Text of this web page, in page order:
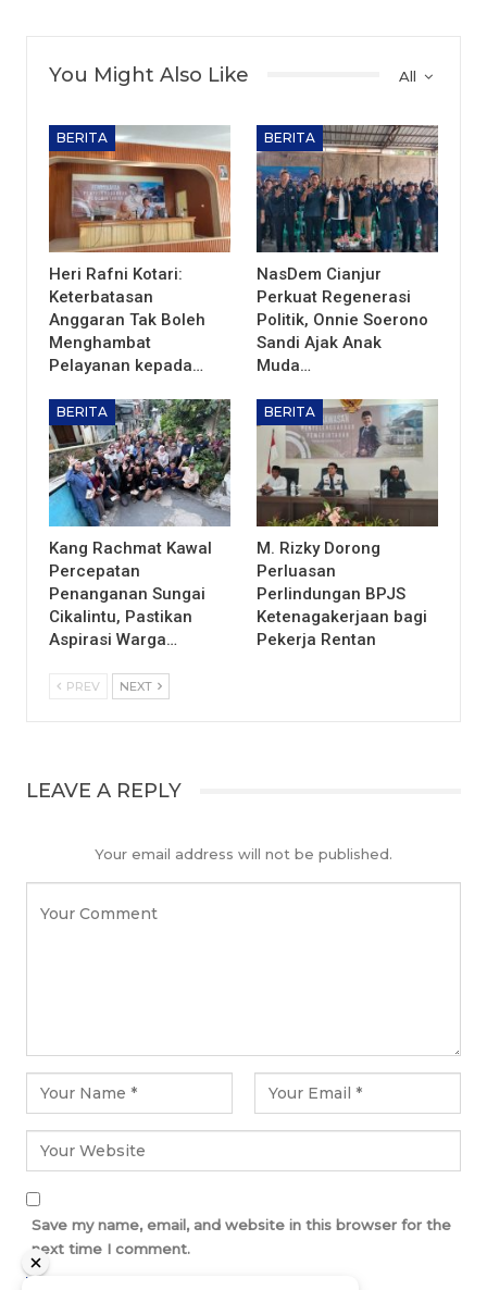
All
You Might Also Like
BERITA
Heri Rafni Kotari:
Keterbatasan
Anggaran Tak Boleh
Menghambat
Pelayanan kepada…
BERITA
NasDem Cianjur
Perkuat Regenerasi
Politik, Onnie Soerono
Sandi Ajak Anak
Muda…
BERITA
Kang Rachmat Kawal
Percepatan
Penanganan Sungai
Cikalintu, Pastikan
Aspirasi Warga…
BERITA
M. Rizky Dorong
Perluasan
Perlindungan BPJS
Ketenagakerjaan bagi
Pekerja Rentan
PREV NEXT
LEAVE A REPLY
Your email address will not be published.
Save my name, email, and website in this browser for the
next time I comment.